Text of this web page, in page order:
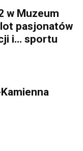
w Muzeum
pasjonatów
i… sportu